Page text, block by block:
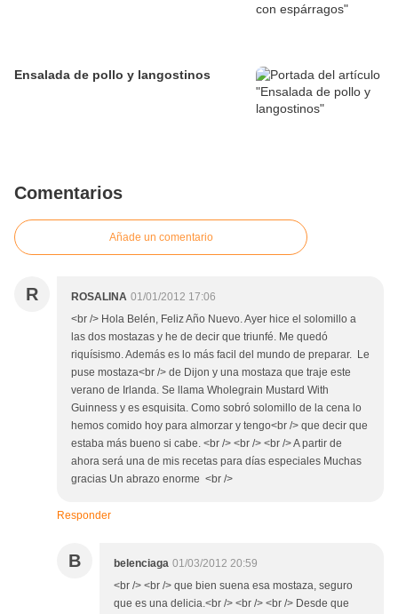
Ensalada de pollo y langostinos
Comentarios
Añade un comentario
R ROSALINA 01/01/2012 17:06
<br /> Hola Belén, Feliz Año Nuevo. Ayer hice el solomillo a
las dos mostazas y he de decir que triunfé. Me quedó
riquísismo. Además es lo más facil del mundo de preparar. Le
puse mostaza<br /> de Dijon y una mostaza que traje este
verano de Irlanda. Se llama Wholegrain Mustard With
Guinness y es esquisita. Como sobró solomillo de la cena lo
hemos comido hoy para almorzar y tengo<br /> que decir que
estaba más bueno si cabe. <br /> <br /> <br /> A partir de
ahora será una de mis recetas para días especiales Muchas
gracias Un abrazo enorme <br />
Responder
B belenciaga 01/03/2012 20:59
<br /> <br /> que bien suena esa mostaza, seguro
que es una delicia.<br /> <br /> <br /> Desde que